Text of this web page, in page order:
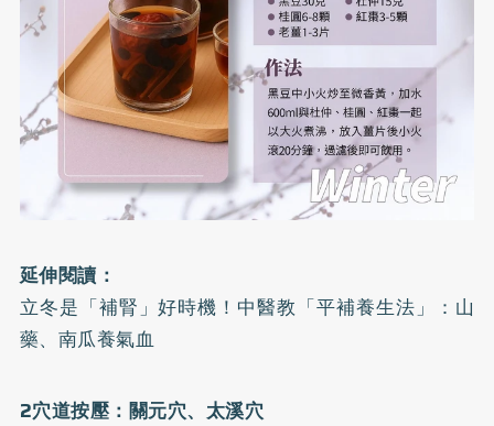
延伸閱讀：
立冬是「補腎」好時機！中醫教「平補養生法」：山
藥、南瓜養氣血
2穴道按壓：關元穴、太溪穴